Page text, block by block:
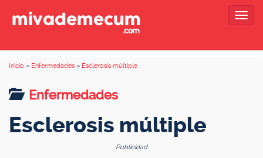
Inicio » Enfermedades » Esclerosis múltiple
Enfermedades
Esclerosis múltiple
Publicidad